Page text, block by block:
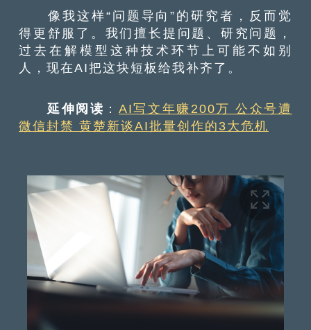
像我这样“问题导向”的研究者，反而觉
得更舒服了。我们擅长提问题、研究问题，
过去在解模型这种技术环节上可能不如别
人，现在AI把这块短板给我补齐了。
延伸阅读 ： AI写文年赚200万 公众号遭
微信封禁 黄楚新谈AI批量创作的3大危机